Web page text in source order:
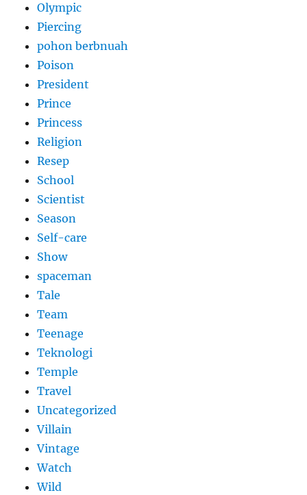
Olympic
Piercing
pohon berbnuah
Poison
President
Prince
Princess
Religion
Resep
School
Scientist
Season
Self-care
Show
spaceman
Tale
Team
Teenage
Teknologi
Temple
Travel
Uncategorized
Villain
Vintage
Watch
Wild